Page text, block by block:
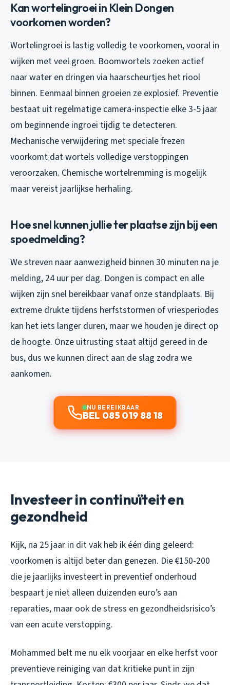
Kan wortelingroei in Klein Dongen
voorkomen worden?
Wortelingroei is lastig volledig te voorkomen, vooral in
wijken met veel groen. Boomwortels zoeken actief
naar water en dringen via haarscheurtjes het riool
binnen. Eenmaal binnen groeien ze explosief. Preventie
bestaat uit regelmatige camera-inspectie elke 3-5 jaar
om beginnende ingroei tijdig te detecteren.
Mechanische verwijdering met speciale frezen
voorkomt dat wortels volledige verstoppingen
veroorzaken. Chemische wortelremming is mogelijk
maar vereist jaarlijkse herhaling.
Hoe snel kunnen jullie ter plaatse zijn bij een
spoedmelding?
We streven naar aanwezigheid binnen 30 minuten na je
melding, 24 uur per dag. Dongen is compact en alle
wijken zijn snel bereikbaar vanaf onze standplaats. Bij
extreme drukte tijdens herfststormen of vriesperiodes
kan het iets langer duren, maar we houden je direct op
de hoogte. Onze uitrusting staat altijd gereed in de
bus, dus we kunnen direct aan de slag zodra we
aankomen.
NU BEREIKBAAR
BEL 085 019 88 18
Investeer in continuïteit en
gezondheid
Kijk, na 25 jaar in dit vak heb ik één ding geleerd:
voorkomen is altijd beter dan genezen. Die €150-200
die je jaarlijks investeert in preventief onderhoud
bespaart je niet alleen duizenden euro’s aan
reparaties, maar ook de stress en gezondheidsrisico’s
van een acute verstopping.
Mohammed belt me nu elk voorjaar en elke herfst voor
preventieve reiniging van dat kritieke punt in zijn